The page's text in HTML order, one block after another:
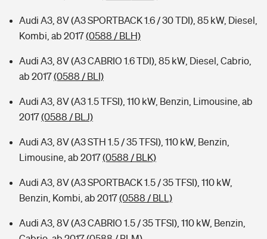
Audi A3, 8V (A3 SPORTBACK 1.6 / 30 TDI), 85 kW, Diesel,
Kombi, ab 2017(0588 / BLH)
Audi A3, 8V (A3 CABRIO 1.6 TDI), 85 kW, Diesel, Cabrio,
ab 2017(0588 / BLI)
Audi A3, 8V (A3 1.5 TFSI), 110 kW, Benzin, Limousine, ab
2017(0588 / BLJ)
Audi A3, 8V (A3 STH 1.5 / 35 TFSI), 110 kW, Benzin,
Limousine, ab 2017(0588 / BLK)
Audi A3, 8V (A3 SPORTBACK 1.5 / 35 TFSI), 110 kW,
Benzin, Kombi, ab 2017(0588 / BLL)
Audi A3, 8V (A3 CABRIO 1.5 / 35 TFSI), 110 kW, Benzin,